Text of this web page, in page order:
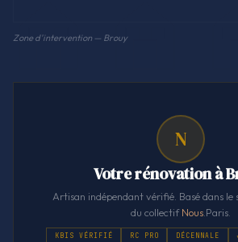
Zone d'intervention — Brouy
N
Votre rénovation à
Artisan indépendant vérifié. Basé dans le
du collectifNous .Paris.
KBIS VÉRIFIÉ RC PRO DÉCENNALE